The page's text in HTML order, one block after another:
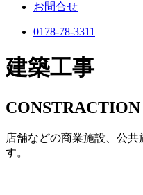
お問合せ
0178-78-3311
建築工事
CONSTRACTION
店舗などの商業施設、公
す。